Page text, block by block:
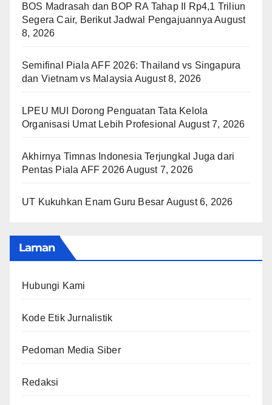
BOS Madrasah dan BOP RA Tahap II Rp4,1 Triliun
Segera Cair, Berikut Jadwal Pengajuannya August
8, 2026
Semifinal Piala AFF 2026: Thailand vs Singapura
dan Vietnam vs Malaysia August 8, 2026
LPEU MUI Dorong Penguatan Tata Kelola
Organisasi Umat Lebih Profesional August 7, 2026
Akhirnya Timnas Indonesia Terjungkal Juga dari
Pentas Piala AFF 2026 August 7, 2026
UT Kukuhkan Enam Guru Besar August 6, 2026
Laman
Hubungi Kami
Kode Etik Jurnalistik
Pedoman Media Siber
Redaksi